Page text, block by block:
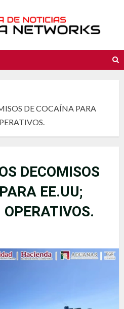
DE COCAÍNA PARA
DECOMISOS
EE.UU;